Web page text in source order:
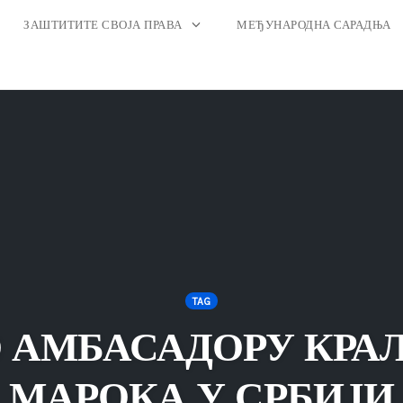
ЗАШТИТИТЕ СВОЈА ПРАВА МЕЂУНАРОДНА САРАДЊА
TAG